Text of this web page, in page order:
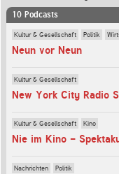
10 Podcasts
Kultur & Gesellschaft Politik
Neun vor Neun
Kultur & Gesellschaft
New York City Radio
Kultur & Gesellschaft Kino
Nie im Kino -
Nachrichten Politik